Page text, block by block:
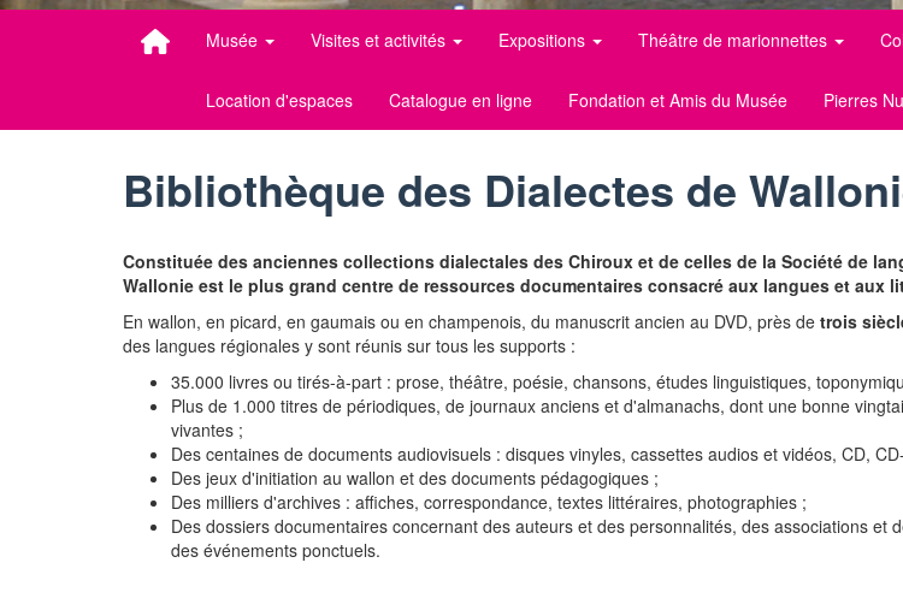
Musée Visites et activités Expositions Théâtre de marionnettes
Location d'espaces Catalogue en ligne Fondation et Amis du Musée Pierres
Bibliothèque des Dialectes de
Constituée des anciennes collections dialectales des Chiroux et de celles de la Société de
Wallonie est le plus grand centre de ressources documentaires consacré aux langues et aux
En wallon, en picard, en gaumais ou en champenois, du manuscrit ancien au DVD, près de trois
des langues régionales y sont réunis sur tous les supports :
35.000 livres ou tirés-à-part : prose, théâtre, poésie, chansons, études linguistiques,
Plus de 1.000 titres de périodiques, de journaux anciens et d'almanachs, dont une bonne
vivantes ;
Des centaines de documents audiovisuels : disques vinyles, cassettes audios et vidéos, CD,
Des jeux d'initiation au wallon et des documents pédagogiques ;
Des milliers d'archives : affiches, correspondance, textes littéraires, photographies ;
Des dossiers documentaires concernant des auteurs et des personnalités, des associations et
des événements ponctuels.